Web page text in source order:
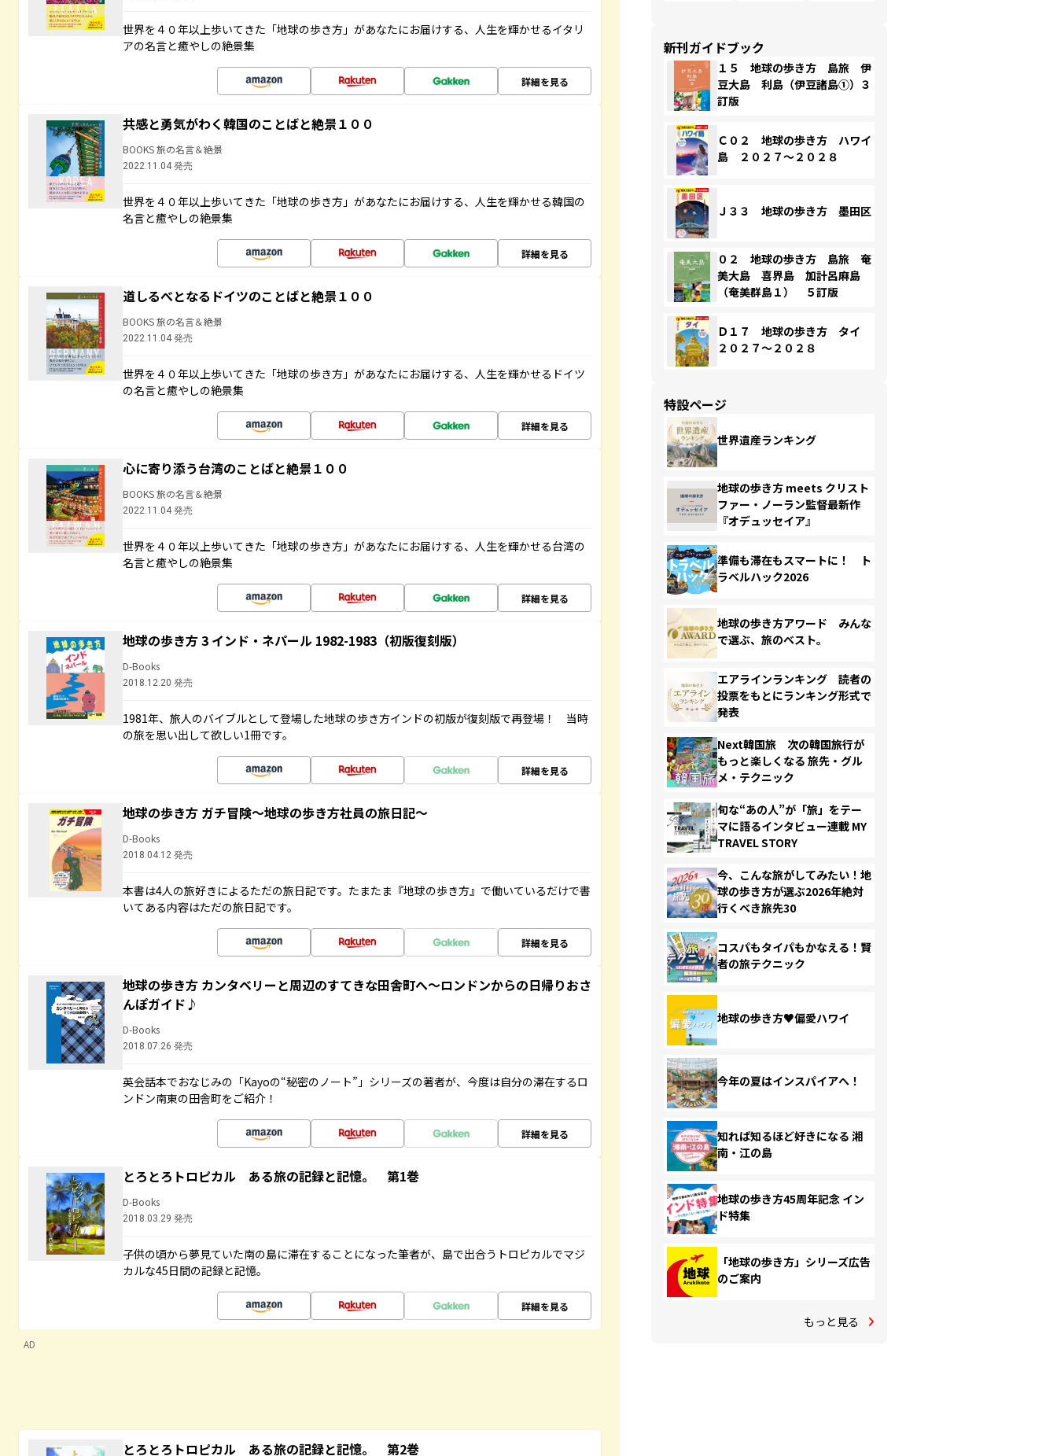
世界を４０年以上歩いてきた「地球の歩き方」があなたにお届けする、人生を輝かせるイタリ
アの名言と癒やしの絶景集
詳細を見る
共感と勇気がわく韓国のことばと絶景１００
BOOKS 旅の名言＆絶景
2022.11.04 発売
世界を４０年以上歩いてきた「地球の歩き方」があなたにお届けする、人生を輝かせる韓国の
名言と癒やしの絶景集
詳細を見る
道しるべとなるドイツのことばと絶景１００
BOOKS 旅の名言＆絶景
2022.11.04 発売
世界を４０年以上歩いてきた「地球の歩き方」があなたにお届けする、人生を輝かせるドイツ
の名言と癒やしの絶景集
詳細を見る
心に寄り添う台湾のことばと絶景１００
BOOKS 旅の名言＆絶景
2022.11.04 発売
世界を４０年以上歩いてきた「地球の歩き方」があなたにお届けする、人生を輝かせる台湾の
名言と癒やしの絶景集
詳細を見る
地球の歩き方 3 インド・ネパール 1982-1983（初版復刻版）
D-Books
2018.12.20 発売
1981年、旅人のバイブルとして登場した地球の歩き方インドの初版が復刻版で再登場！ 当時
の旅を思い出して欲しい1冊です。
詳細を見る
地球の歩き方 ガチ冒険～地球の歩き方社員の旅日記～
D-Books
2018.04.12 発売
本書は4人の旅好きによるただの旅日記です。たまたま『地球の歩き方』で働いているだけで書
いてある内容はただの旅日記です。
詳細を見る
地球の歩き方 カンタベリーと周辺のすてきな田舎町へ～ロンドンからの日帰りおさ
んぽガイド♪
D-Books
2018.07.26 発売
英会話本でおなじみの「Kayoの“秘密のノート”」シリーズの著者が、今度は自分の滞在するロ
ンドン南東の田舎町をご紹介！
詳細を見る
とろとろトロピカル ある旅の記録と記憶。 第1巻
D-Books
2018.03.29 発売
子供の頃から夢見ていた南の島に滞在することになった筆者が、島で出合うトロピカルでマジ
カルな45日間の記録と記憶。
詳細を見る
AD
とろとろトロピカル ある旅の記録と記憶。 第2巻
新刊ガイドブック
１５ 地球の歩き方 島旅 伊
豆大島 利島（伊豆諸島①）３
訂版
Ｃ０２ 地球の歩き方 ハワイ
島 ２０２７～２０２８
Ｊ３３ 地球の歩き方 墨田区
０２ 地球の歩き方 島旅 奄
美大島 喜界島 加計呂麻島
（奄美群島１） ５訂版
Ｄ１７ 地球の歩き方 タイ
２０２７～２０２８
特設ページ
世界遺産ランキング
地球の歩き方 meets クリスト
ファー・ノーラン監督最新作
『オデュッセイア』
準備も滞在もスマートに！ ト
ラベルハック2026
地球の歩き方アワード みんな
で選ぶ、旅のベスト。
エアラインランキング 読者の
投票をもとにランキング形式で
発表
Next韓国旅 次の韓国旅行が
もっと楽しくなる 旅先・グル
メ・テクニック
旬な“あの人”が「旅」をテー
マに語るインタビュー連載 MY
TRAVEL STORY
今、こんな旅がしてみたい！地
球の歩き方が選ぶ2026年絶対
行くべき旅先30
コスパもタイパもかなえる！賢
者の旅テクニック
地球の歩き方♥偏愛ハワイ
今年の夏はインスパイアへ！
知れば知るほど好きになる 湘
南・江の島
地球の歩き方45周年記念 イン
ド特集
「地球の歩き方」シリーズ広告
のご案内
もっと見る